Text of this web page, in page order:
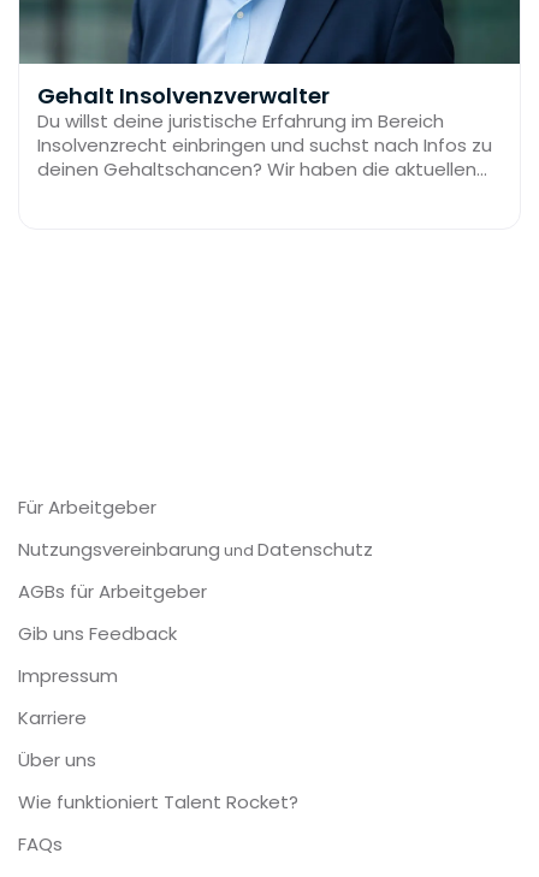
Gehalt Insolvenzverwalter
Du willst deine juristische Erfahrung im Bereich
Insolvenzrecht einbringen und suchst nach Infos zu
deinen Gehaltschancen? Wir haben die aktuellen
Für Arbeitgeber
Nutzungsvereinbarung und Datenschutz
AGBs für Arbeitgeber
Gib uns Feedback
Impressum
Karriere
Über uns
Wie funktioniert Talent Rocket?
FAQs